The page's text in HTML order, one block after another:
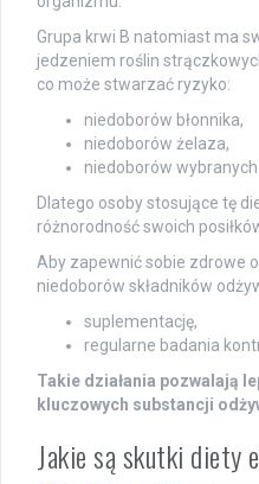
Grupa krwi B natomiast ma
jedzeniem roślin
co może stwarzać ryzyko:
niedoborów błonnika,
niedoborów żelaza,
niedoborów
Dlatego osoby stosujące tę
różnorodność swoich
Aby zapewnić sobie zdrowe
niedoborów składników
suplementację,
regularne badania
Takie działania pozwalają
kluczowych substancji
Jakie są skutki diety